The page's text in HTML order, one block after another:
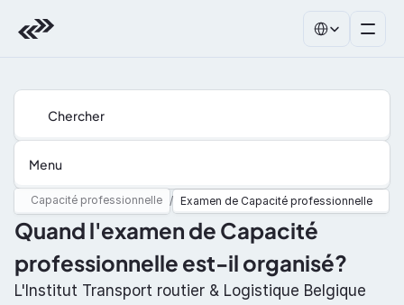
Menu
Chercher
Capacité professionnelle / Examen de Capacité professionnelle
Quand l'examen de Capacité
professionnelle est-il organisé?
L'Institut Transport routier & Logistique Belgique